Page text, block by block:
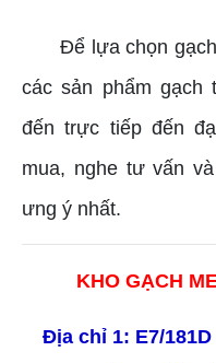
Để lựa chọn gạch
các sản phẩm gạch
đến trực tiếp đến
mua, nghe tư vấn
ưng ý nhất.
KHO GẠCH
Địa chỉ 1: E7/